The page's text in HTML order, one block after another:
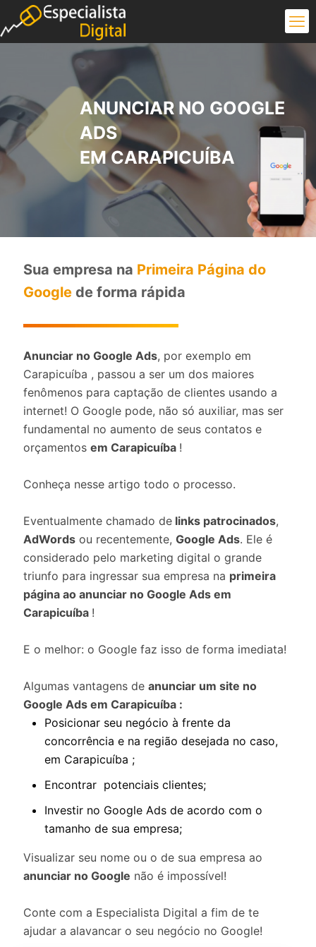
ANUNCIAR NO GOOGLE
ADS
EM CARAPICUÍBA
Sua empresa na Primeira Página do
Google de forma rápida
Anunciar no Google Ads, por exemplo em
Carapicuíba , passou a ser um dos maiores
fenômenos para captação de clientes usando a
internet! O Google pode, não só auxiliar, mas ser
fundamental no aumento de seus contatos e
orçamentos em Carapicuíba !
Conheça nesse artigo todo o processo.
Eventualmente chamado de links patrocinados,
AdWords ou recentemente, Google Ads. Ele é
considerado pelo marketing digital o grande
triunfo para ingressar sua empresa na primeira
página ao anunciar no Google Ads em
Carapicuíba !
E o melhor: o Google faz isso de forma imediata!
Algumas vantagens de anunciar um site no
Google Ads em Carapicuíba :
Posicionar seu negócio à frente da
concorrência e na região desejada no caso,
em Carapicuíba ;
Encontrar potenciais clientes;
Investir no Google Ads de acordo com o
tamanho de sua empresa;
Visualizar seu nome ou o de sua empresa ao
anunciar no Google não é impossível!
Conte com a Especialista Digital a fim de te
ajudar a alavancar o seu negócio no Google!